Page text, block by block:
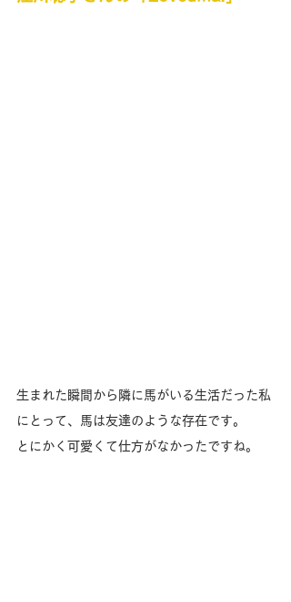
生まれた瞬間から隣に馬がいる生活だった私
にとって、馬は友達のような存在です。
とにかく可愛くて仕方がなかったですね。